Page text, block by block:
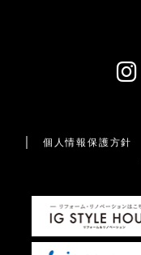
個人情報保護方針